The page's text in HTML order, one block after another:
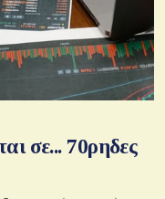
σε... 70ρηδες